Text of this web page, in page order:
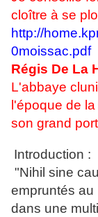
cloître à se
http://
0moissac.pdf
Régis De La
L'abbaye
l'époque de
son grand
Introduction :
"Nihil sine
empruntés au
dans une